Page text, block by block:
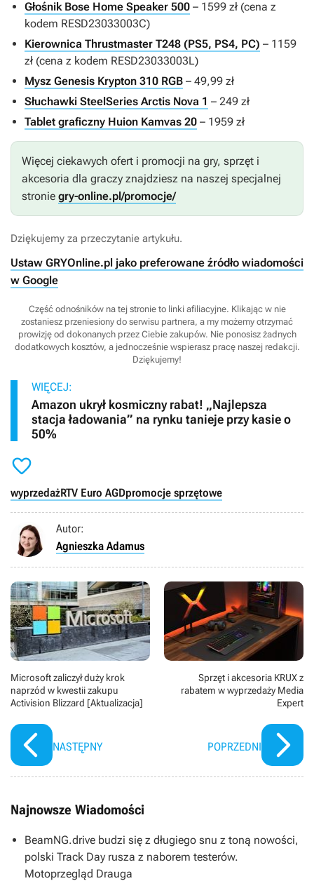
Głośnik Bose Home Speaker 500 – 1599 zł (cena z
kodem RESD23033003C)
Kierownica Thrustmaster T248 (PS5, PS4, PC) – 1159
zł (cena z kodem RESD23033003L)
Mysz Genesis Krypton 310 RGB – 49,99 zł
Słuchawki SteelSeries Arctis Nova 1 – 249 zł
Tablet graficzny Huion Kamvas 20 – 1959 zł
Więcej ciekawych ofert i promocji na gry, sprzęt i
akcesoria dla graczy znajdziesz na naszej specjalnej
stronie gry-online.pl/promocje/
Dziękujemy za przeczytanie artykułu.
Ustaw GRYOnline.pl jako preferowane źródło wiadomości
w Google
Część odnośników na tej stronie to linki afiliacyjne. Klikając w nie
zostaniesz przeniesiony do serwisu partnera, a my możemy otrzymać
prowizję od dokonanych przez Ciebie zakupów. Nie ponosisz żadnych
dodatkowych kosztów, a jednocześnie wspierasz pracę naszej redakcji.
Dziękujemy!
WIĘCEJ:
Amazon ukrył kosmiczny rabat! „Najlepsza
stacja ładowania” na rynku tanieje przy kasie o
50%

wyprzedażRTV Euro AGDpromocje sprzętowe
Autor:
Agnieszka Adamus
Microsoft zaliczył duży krok
naprzód w kwestii zakupu
Activision Blizzard [Aktualizacja]
NASTĘPNY
Sprzęt i akcesoria KRUX z
rabatem w wyprzedaży Media
Expert
POPRZEDNI
Najnowsze Wiadomości
BeamNG.drive budzi się z długiego snu z toną nowości,
polski Track Day rusza z naborem testerów.
Motoprzegląd Drauga